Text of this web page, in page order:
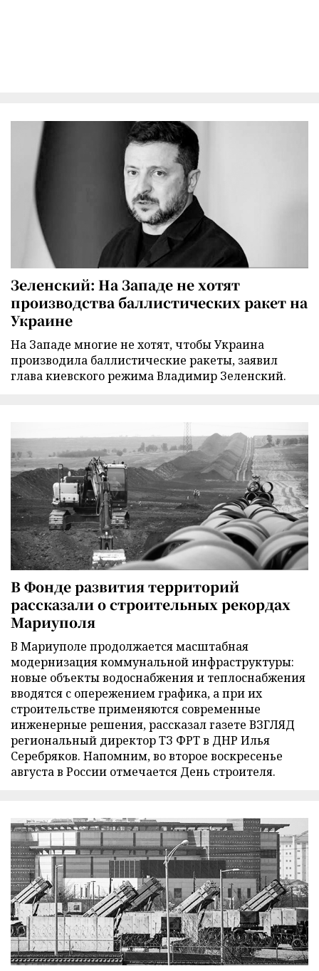
Зеленский: На Западе не хотят
производства баллистических ракет на
Украине
На Западе многие не хотят, чтобы Украина
производила баллистические ракеты, заявил
глава киевского режима Владимир Зеленский.
В Фонде развития территорий
рассказали о строительных рекордах
Мариуполя
В Мариуполе продолжается масштабная
модернизация коммунальной инфраструктуры:
новые объекты водоснабжения и теплоснабжения
вводятся с опережением графика, а при их
строительстве применяются современные
инженерные решения, рассказал газете ВЗГЛЯД
региональный директор ТЗ ФРТ в ДНР Илья
Серебряков. Напомним, во второе воскресенье
августа в России отмечается День строителя.